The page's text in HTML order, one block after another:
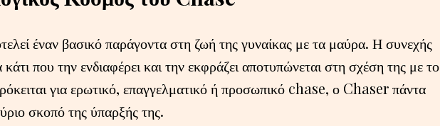
έναν βασικό παράγοντα στη ζωή της γυναίκας με τα μαύρα. Η συνεχής
που την ενδιαφέρει και την εκφράζει αποτυπώνεται στη σχέση της με το
για ερωτικό, επαγγελματικό ή προσωπικό chase, ο Chaser πάντα
σκοπό της ύπαρξής της.